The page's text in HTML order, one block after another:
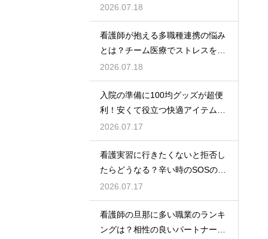
な力
2026.07.18
看護師が抱える多職種連携の悩み
とは？チーム医療でストレスを減
らす方法
2026.07.18
入院の準備に100均グッズが超便
利！安くて役立つ快適アイテムを
紹介
2026.07.17
看護実習に行きたくないと拒否し
たらどうなる？辛い時のSOSの出
し方
2026.07.17
看護師の旦那に多い職業のランキ
ングは？相性の良いパートナーの